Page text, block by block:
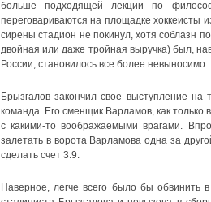
больше подходящей лекции по
переговариваются на площадке хоккеисты
сирены стадион не покинул, хотя соблазн
двойная или даже тройная выручка) был,
России, становилось все более невыносимо.
Брызгалов закончил свое выступление
команда. Его сменщик Варламов, как только
с какими-то воображаемыми врагами.
залетать в ворота Варламова одна за
сделать счет 3:9.
Наверное, легче всего было бы обвинить